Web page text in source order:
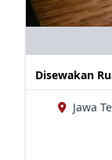
Disewakan
Jawa